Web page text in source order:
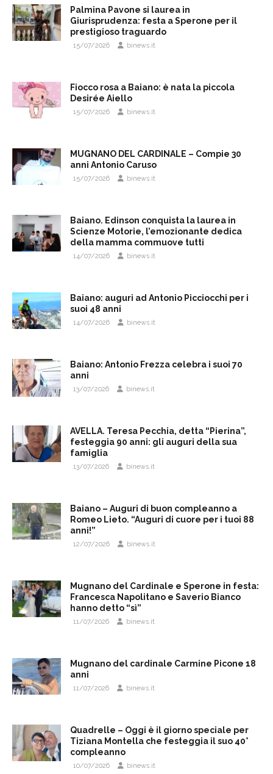
Palmina Pavone si laurea in
Giurisprudenza: festa a Sperone per il
prestigioso traguardo
15/07/2026 binews.it
Fiocco rosa a Baiano: è nata la piccola
Desirée Aiello
15/07/2026 binews.it
MUGNANO DEL CARDINALE – Compie 30
anni Antonio Caruso
15/07/2026 binews.it
Baiano. Edinson conquista la laurea in
Scienze Motorie, l’emozionante dedica
della mamma commuove tutti
14/07/2026 binews.it
Baiano: auguri ad Antonio Picciocchi per i
suoi 48 anni
14/07/2026 binews.it
Baiano: Antonio Frezza celebra i suoi 70
anni
13/07/2026 binews.it
AVELLA. Teresa Pecchia, detta “Pierina”,
festeggia 90 anni: gli auguri della sua
famiglia
13/07/2026 binews.it
Baiano – Auguri di buon compleanno a
Romeo Lieto. “Auguri di cuore per i tuoi 88
anni!”
12/07/2026 binews.it
Mugnano del Cardinale e Sperone in festa:
Francesca Napolitano e Saverio Bianco
hanno detto “sì”
11/07/2026 binews.it
Mugnano del cardinale Carmine Picone 18
anni
11/07/2026 binews.it
Quadrelle – Oggi è il giorno speciale per
Tiziana Montella che festeggia il suo 40°
compleanno
10/07/2026 binews.it